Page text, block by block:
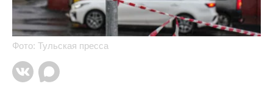
Фото: Тульская пресса